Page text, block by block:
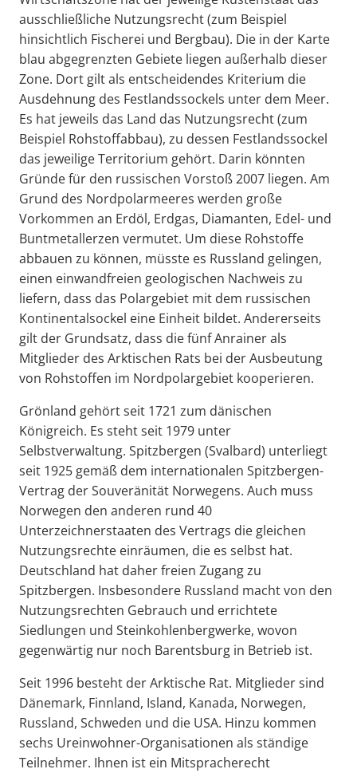
ausschließliche Nutzungsrecht (zum Beispiel
hinsichtlich Fischerei und Bergbau). Die in der Karte
blau abgegrenzten Gebiete liegen außerhalb dieser
Zone. Dort gilt als entscheidendes Kriterium die
Ausdehnung des Festlandssockels unter dem Meer.
Es hat jeweils das Land das Nutzungsrecht (zum
Beispiel Rohstoffabbau), zu dessen Festlandssockel
das jeweilige Territorium gehört. Darin könnten
Gründe für den russischen Vorstoß 2007 liegen. Am
Grund des Nordpolarmeeres werden große
Vorkommen an Erdöl, Erdgas, Diamanten, Edel- und
Buntmetallerzen vermutet. Um diese Rohstoffe
abbauen zu können, müsste es Russland gelingen,
einen einwandfreien geologischen Nachweis zu
liefern, dass das Polargebiet mit dem russischen
Kontinentalsockel eine Einheit bildet. Andererseits
gilt der Grundsatz, dass die fünf Anrainer als
Mitglieder des Arktischen Rats bei der Ausbeutung
von Rohstoffen im Nordpolargebiet kooperieren.
Grönland gehört seit 1721 zum dänischen
Königreich. Es steht seit 1979 unter
Selbstverwaltung. Spitzbergen (Svalbard) unterliegt
seit 1925 gemäß dem internationalen Spitzbergen-
Vertrag der Souveränität Norwegens. Auch muss
Norwegen den anderen rund 40
Unterzeichnerstaaten des Vertrags die gleichen
Nutzungsrechte einräumen, die es selbst hat.
Deutschland hat daher freien Zugang zu
Spitzbergen. Insbesondere Russland macht von den
Nutzungsrechten Gebrauch und errichtete
Siedlungen und Steinkohlenbergwerke, wovon
gegenwärtig nur noch Barentsburg in Betrieb ist.
Seit 1996 besteht der Arktische Rat. Mitglieder sind
Dänemark, Finnland, Island, Kanada, Norwegen,
Russland, Schweden und die USA. Hinzu kommen
sechs Ureinwohner-Organisationen als ständige
Teilnehmer. Ihnen ist ein Mitspracherecht